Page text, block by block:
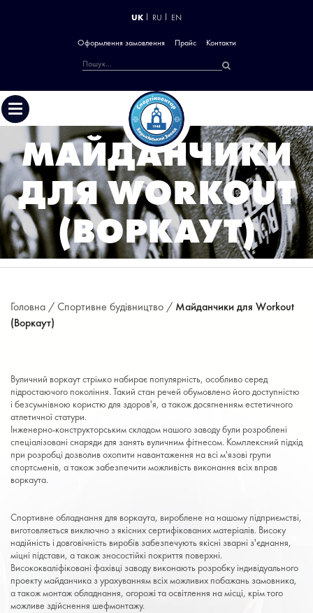
UK RU EN
Оформлення замовлення Прайс Контакти
МАЙДАНЧИКИ
ДЛЯ WORKOUT
(ВОРКАУТ)
Головна /Спортивне будівництво / Майданчики для Workout
(Воркаут)
Вуличний воркаут стрімко набирає популярність, особливо серед
підростаючого покоління. Такий стан речей обумовлено його доступністю
і безсумнівною користю для здоров'я, а також досягненням естетичного
атлетичної статури.
Інженерно-конструкторським складом нашого заводу були розроблені
спеціалізовані снаряди для занять вуличним фітнесом. Комплексний підхід
при розробці дозволив охопити навантаження на всі м'язові групи
спортсменів, а також забезпечити можливість виконання всіх вправ
воркаута.
Спортивне обладнання для воркаута, вироблене на нашому підприємстві,
виготовляється виключно з якісних сертифікованих матеріалів. Високу
надійність і довговічність виробів забезпечують якісні зварні з'єднання,
міцні підстави, а також зносостійкі покриття поверхні.
Висококваліфіковані фахівці заводу виконають розробку індивідуального
проекту майданчика з урахуванням всіх можливих побажань замовника,
а також монтаж обладнання, огорожі та освітлення на місці, крім того
можливе здійснення шефмонтажу.